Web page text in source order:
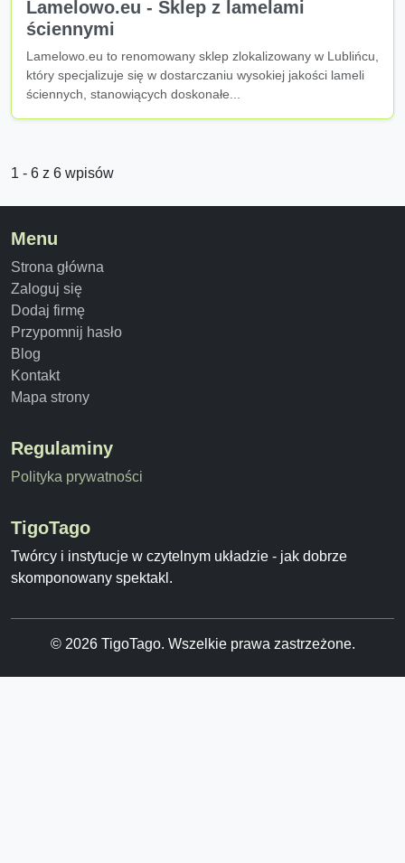
Lamelowo.eu - Sklep z lamelami
ściennymi
Lamelowo.eu to renomowany sklep zlokalizowany w Lublińcu,
który specjalizuje się w dostarczaniu wysokiej jakości lameli
ściennych, stanowiących doskonałe...
1 - 6 z 6 wpisów
Menu
Strona główna
Zaloguj się
Dodaj firmę
Przypomnij hasło
Blog
Kontakt
Mapa strony
Regulaminy
Polityka prywatności
TigoTago
Twórcy i instytucje w czytelnym układzie - jak dobrze
skomponowany spektakl.
© 2026 TigoTago. Wszelkie prawa zastrzeżone.